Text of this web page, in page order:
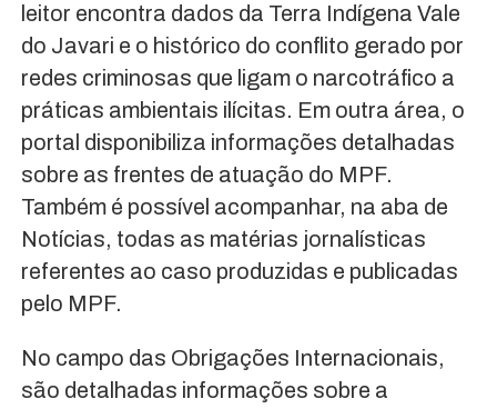
leitor encontra dados da Terra Indígena Vale
do Javari e o histórico do conflito gerado por
redes criminosas que ligam o narcotráfico a
práticas ambientais ilícitas. Em outra área, o
portal disponibiliza informações detalhadas
sobre as frentes de atuação do MPF.
Também é possível acompanhar, na aba de
Notícias, todas as matérias jornalísticas
referentes ao caso produzidas e publicadas
pelo MPF.
No campo das Obrigações Internacionais,
são detalhadas informações sobre a